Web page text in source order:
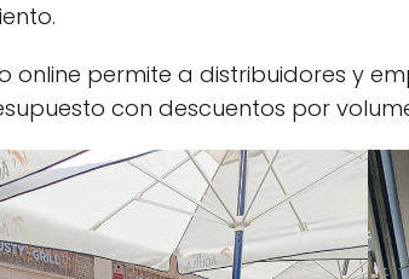
online permite a distribuidores y
con descuentos por